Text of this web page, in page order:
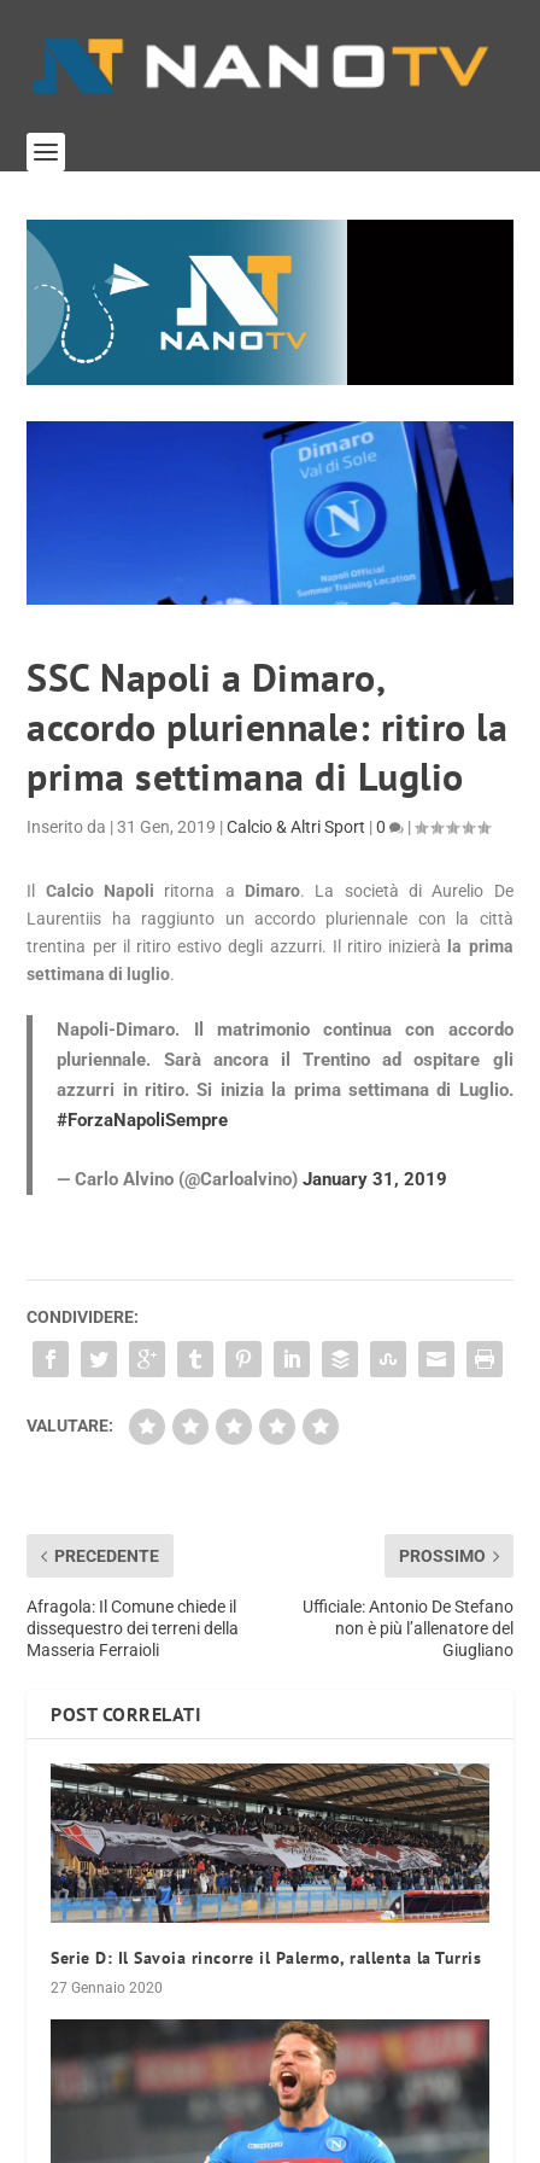
SSC Napoli a Dimaro,
accordo pluriennale: ritiro la
prima settimana di Luglio
Inserito da |31 Gen, 2019 |Calcio & Altri Sport |0 |
Il Calcio Napoli ritorna a Dimaro. La società di Aurelio De
Laurentiis ha raggiunto un accordo pluriennale con la città
trentina per il ritiro estivo degli azzurri. Il ritiro inizierà
la prima
settimana di luglio.
Napoli-Dimaro. Il matrimonio continua con accordo
pluriennale. Sarà ancora il Trentino ad ospitare gli
azzurri in ritiro. Si inizia la prima settimana di Luglio.
#ForzaNapoliSempre
— Carlo Alvino (@Carloalvino)January 31, 2019
CONDIVIDERE:
VALUTARE:
PRECEDENTE
Afragola: Il Comune chiede il
dissequestro dei terreni della
Masseria Ferraioli
PROSSIMO
Ufficiale: Antonio De Stefano
non è più l’allenatore del
Giugliano
POST CORRELATI
Serie D: Il Savoia rincorre il Palermo, rallenta la Turris
27 Gennaio 2020